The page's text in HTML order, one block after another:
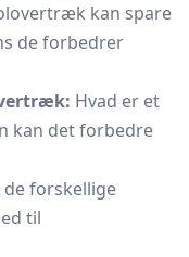
kan spare
de forbedrer
Hvad er et
kan det forbedre
forskellige
til